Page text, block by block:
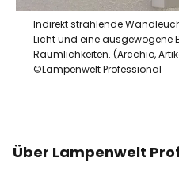
Indirekt strahlende
Licht und eine ausgewogene
Räumlichkeiten. (Arcchio,
©Lampenwelt Professional
Über Lampenwelt